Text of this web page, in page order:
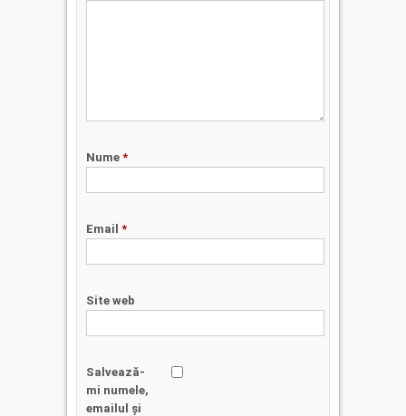
Nume *
Email *
Site web
Salvează-
mi numele,
emailul și